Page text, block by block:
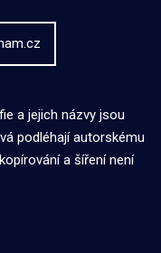
a jejich názvy jsou
podléhají autorskému
a šíření není